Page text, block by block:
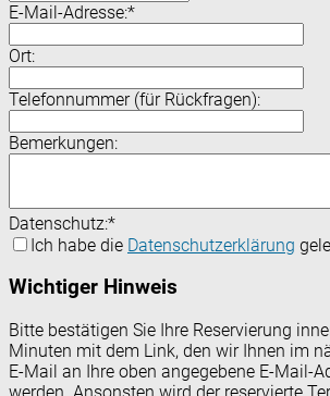
E-Mail-Adresse:*
Ort:
Telefonnummer (für Rückfragen):
Bemerkungen:
Datenschutz:*
Ich habe die Datenschutzerklärung
Wichtiger Hinweis
Bitte bestätigen Sie Ihre Reservierung
Minuten mit dem Link, den wir Ihnen im
E-Mail an Ihre oben angegebene E-Mail-